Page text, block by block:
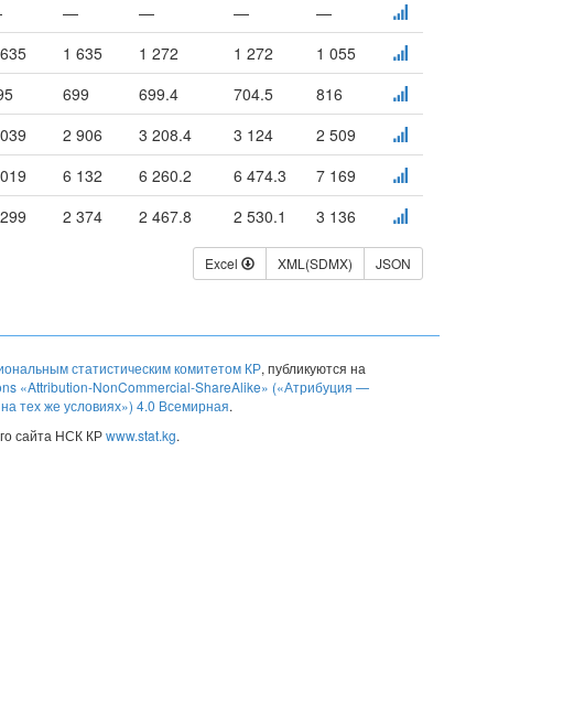
— — —
—
1 635 1 272 1 272
1 055
699 699.4 704.5
816
2 906 3 208.4 3 124
2 509
6 132 6 260.2 6 474.3
7 169
2 374 2 467.8 2 530.1 3 136
Excel XML(SDMX) JSON
статистическим комитетом КР, публикуются на
«Attribution-NonCommercial-ShareAlike» («Атрибуция —
тех же условиях») 4.0 Всемирная.
сайта НСК КРwww.stat.kg.